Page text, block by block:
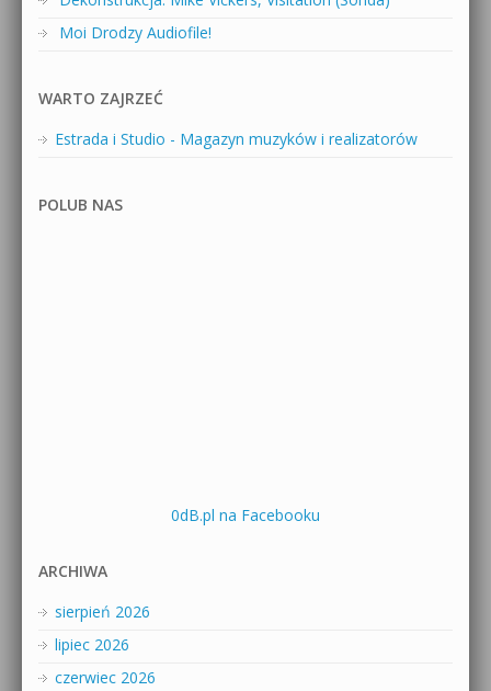
Moi Drodzy Audiofile!
WARTO ZAJRZEĆ
Estrada i Studio - Magazyn muzyków i realizatorów
POLUB NAS
0dB.pl na Facebooku
ARCHIWA
sierpień 2026
lipiec 2026
czerwiec 2026